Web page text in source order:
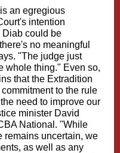
an egregious
intention
Diab could be
no meaningful
"The judge just
whole thing." Even so,
that the Extradition
to the rule
need to improve our
minister David
National. "While
remains uncertain, we
as well as any